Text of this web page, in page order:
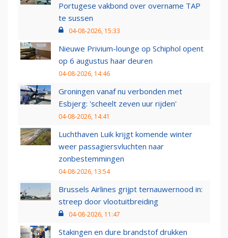
Portugese vakbond over overname TAP
te sussen
04-08-2026, 15:33
Nieuwe Privium-lounge op Schiphol opent
op 6 augustus haar deuren
04-08-2026, 14:46
Groningen vanaf nu verbonden met
Esbjerg: 'scheelt zeven uur rijden'
04-08-2026, 14:41
Luchthaven Luik krijgt komende winter
weer passagiersvluchten naar
zonbestemmingen
04-08-2026, 13:54
Brussels Airlines grijpt ternauwernood in:
streep door vlootuitbreiding
04-08-2026, 11:47
Stakingen en dure brandstof drukken